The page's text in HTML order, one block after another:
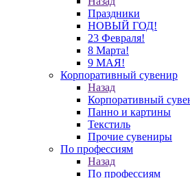
Праздники
НОВЫЙ ГОД!
23 Февраля!
8 Марта!
9 МАЯ!
Корпоративный сувенир
Назад
Корпоративный
Панно и картины
Текстиль
Прочие сувениры
По профессиям
Назад
По профессиям